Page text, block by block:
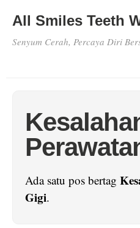
All Smiles Teeth
Senyum Cerah, Percaya Diri
Ada satu pos bertag
Gigi.